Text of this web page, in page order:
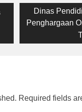
Next
post:
Dinas
Penghargaan
Required fields